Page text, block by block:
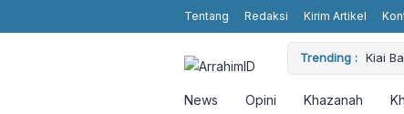
Tentang Redaksi Kirim Artikel
Trending : Kiai
World
KH.
News Opini Khazanah